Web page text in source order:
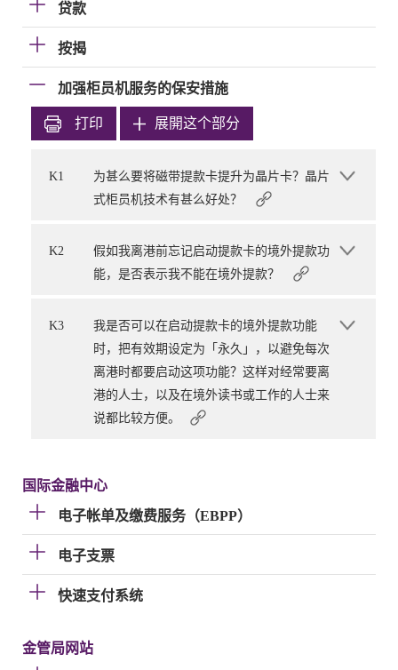
贷款
按揭
加强柜员机服务的保安措施
打印 展開这个部分
K1
为甚么要将磁带提款卡提升为晶片卡？晶片
式柜员机技术有甚么好处？
K2
假如我离港前忘记启动提款卡的境外提款功
能，是否表示我不能在境外提款？
K3
我是否可以在启动提款卡的境外提款功能
时，把有效期设定为「永久」，以避免每次
离港时都要启动这项功能？这样对经常要离
港的人士，以及在境外读书或工作的人士来
说都比较方便。
国际金融中心
电子帐单及缴费服务（EBPP）
电子支票
快速支付系统
金管局网站